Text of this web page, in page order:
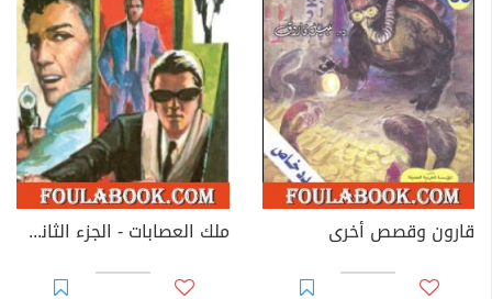
قارون وقصص أخرى ملك العصابات - الجزء الثاني - سلسلة رجل المستحيل